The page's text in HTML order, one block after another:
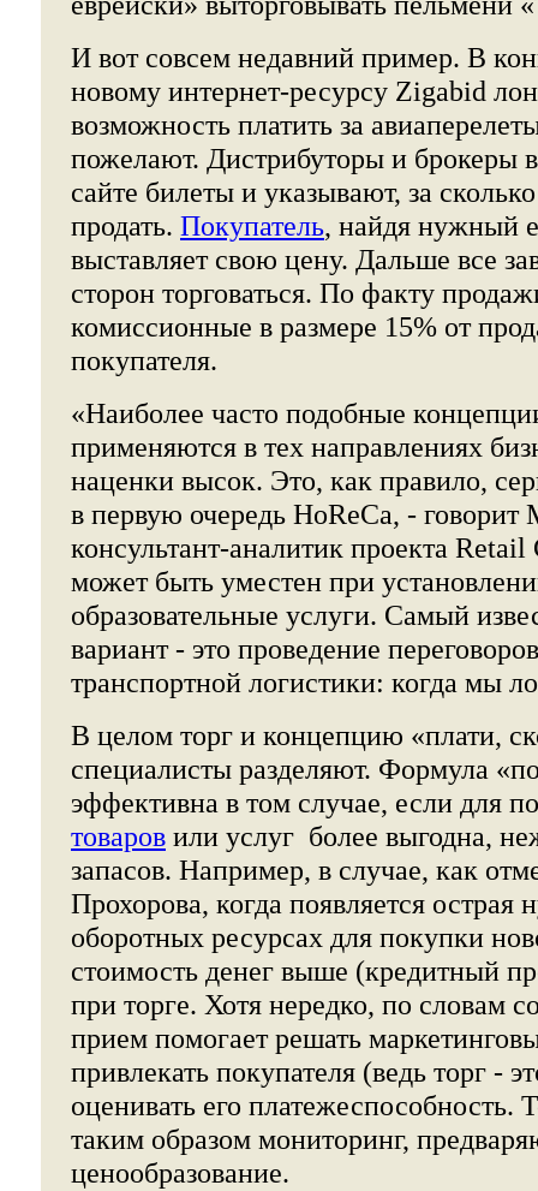
И вот совсем недавний пример. В
новому интернет-ресурсу Zigabid
возможность платить за
пожелают. Дистрибуторы и брокеры
сайте билеты и указывают, за
продать. Покупатель, найдя нужный
выставляет свою цену. Дальше все
сторон торговаться. По факту
комиссионные в размере 15% от
покупателя.
«Наиболее часто подобные
применяются в тех направлениях
наценки высок. Это, как правило,
в первую очередь HoReCa, -
консультант-аналитик проекта
может быть уместен при
образовательные услуги. Самый
вариант - это проведение
транспортной логистики: когда мы
В целом торг и концепцию «плати,
специалисты разделяют. Формула
эффективна в том случае, если для
товаров или услуг более выгодна,
запасов. Например, в случае, как
Прохорова, когда появляется
оборотных ресурсах для покупки
стоимость денег выше (кредитный
при торге. Хотя нередко, по словам
прием помогает решать
привлекать покупателя (ведь торг -
оценивать его платежеспособность.
таким образом мониторинг,
ценообразование.